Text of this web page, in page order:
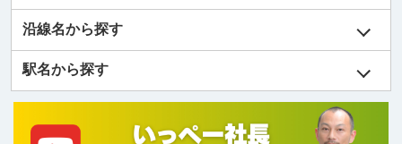
沿線名から探す
駅名から探す